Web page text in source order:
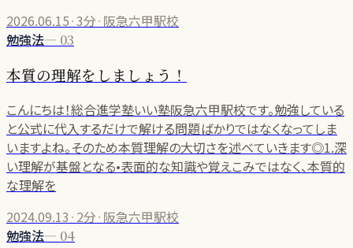
2026.06.15·3分· 阪急六甲駅校
勉強法— 03
本質の理解をしましょう！
こんにちは！総合進学塾いい塾阪急六甲駅校です。勉強している
と公式に代入するだけで解ける問題ばかりではなくなってしま
いますよね。そのため本質理解の大切さを述べていきます◎1.深
い理解が基盤となる•表面的な知識や覚えこみではなく、本質的
な理解を
2024.09.13 · 2分· 阪急六甲駅校
勉強法— 04